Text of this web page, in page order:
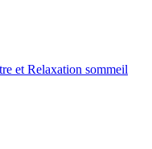
et Relaxation sommeil